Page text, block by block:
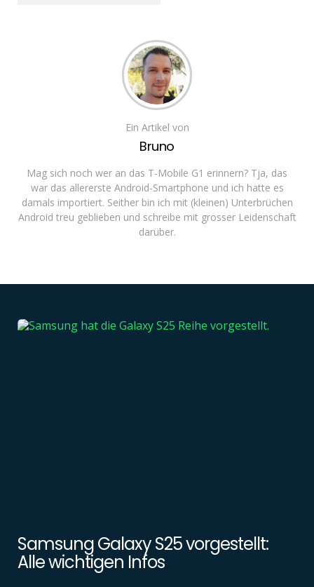
Ein Artikel von
Bruno
Mag sich noch wer an das T-Mobile G1 erinnern? Tja, das
war das allererste Android-Smartphone und ich hatte es
damals importiert. Seither bin ich mit (kleinen) Unterbrüchen
Android treu geblieben und schreibe mit grosser Leidenschaft
darüber.
Samsung Galaxy S25 vorgestellt:
Alle wichtigen Infos